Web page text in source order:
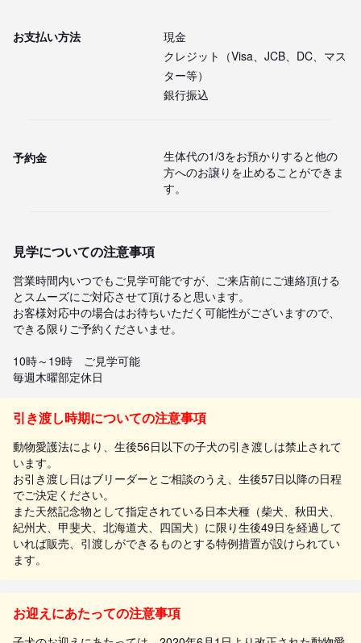
お支払い方法
現金
クレジット（Visa、JCB、DC、マス
ター等）
銀行振込
予約金
生体代の1/3をお預かりすると他の
方へのお譲りを止めることができま
す。
見学についての注意事項
営業時間内いつでもご見学可能ですが、ご来店前にご連絡頂ける
とスムーズにご対応させて頂けると思います。
お客様対応中の場合はお待ちいただく可能性がございますので、
できる限りご予約くださいませ。
10時～19時　ご見学可能
毎週木曜部定休日
引き渡し時期についての注意事項
動物愛護法により、生後56日以下の子犬の引き渡しは禁止されて
います。
お引き渡し日はブリーダーとご相談のうえ、生後57日以降の日程
でご決定ください。
また天然記念物として指定されている日本犬種（柴犬、秋田犬、
紀州犬、甲斐犬、北海道犬、四国犬）に限り生後49日を経過して
いれば販売、引渡しができるものとする特例措置が設けられてい
ます。
お迎えにあたっての注意事項